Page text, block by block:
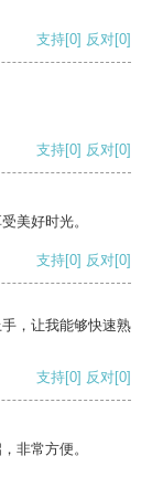
支持[0] 反对[0]
支持[0] 反对[0]
美好时光。
支持[0] 反对[0]
，让我能够快速熟
支持[0] 反对[0]
非常方便。